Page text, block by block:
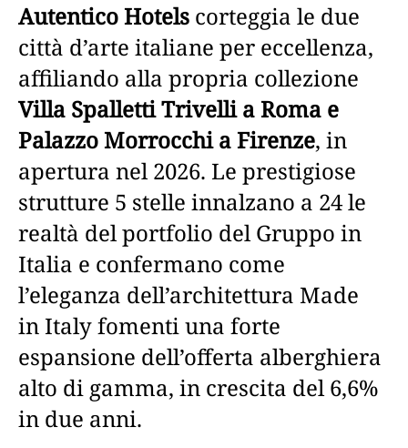
Autentico Hotels corteggia le due
città d’arte italiane per eccellenza,
affiliando alla propria collezione
Villa Spalletti Trivelli a Roma e
Palazzo Morrocchi a Firenze, in
apertura nel 2026. Le prestigiose
strutture 5 stelle innalzano a 24 le
realtà del portfolio del Gruppo in
Italia e confermano come
l’eleganza dell’architettura Made
in Italy fomenti una forte
espansione dell’offerta alberghiera
alto di gamma, in crescita del 6,6%
in due anni.